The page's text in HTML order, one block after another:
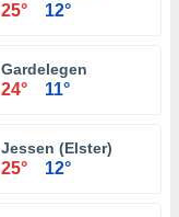
25° 12°
Gardelegen
24° 11°
Jessen (Elster)
25° 12°